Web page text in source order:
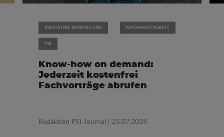
INDUSTRIE NEWSFLASH NACHHALTIGKEIT
PSI
Know-how on demand:
Jederzeit kostenfrei
Fachvorträge abrufen
Redaktion PSI Journal | 25.07.2024